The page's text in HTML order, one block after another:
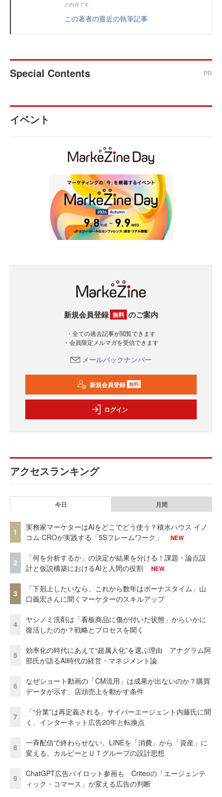
の内容です
この著者の最近の執筆記事
Special Contents PR
イベント
新規会員登録 無料 のご案内
・全ての過去記事が閲覧できます
・会員限定メルマガを受信できます
メールバックナンバー
新規会員登録 無料
ログイン
アクセスランキング
今日 月間
1
実務家マーケターはAIをどこでどう使う？積水ハウス イノ
コム CROが実践する「5Sフレームワーク」
NEW
2
「何を分析するか」の決定が結果を分ける！課題・論点設
計と仮説構築におけるAIと人間の役割
NEW
3
「下剋上したいなら、これから数年はボーナスタイム」山
口義宏さんに聞くマーケターのスキルアップ
4
ヤシノミ洗剤は「看板商品に傷が付いた状態」からいかに
復活したのか？戦略とプロセスを聞く
5
効率化の時代にあえて“超属人化”を選ぶ理由 アナグラム阿
部氏が語るAI時代の経営・マネジメント論
6
なぜショート動画の「CM流用」は成果が出ないのか？購買
データが示す、店頭売上を動かす条件
7
「“分業”は再定義される」サイバーエージェント内藤氏に聞
く、インターネット広告20年と転換点
8
一斉配信で終わらせない。LINEを「消費」から「資産」に
変える、カルビーとＵＴグループの設計思想
9
ChatGPT広告パイロット参画も Criteoの「エージェンテ
ィック・コマース」が変える広告の判断